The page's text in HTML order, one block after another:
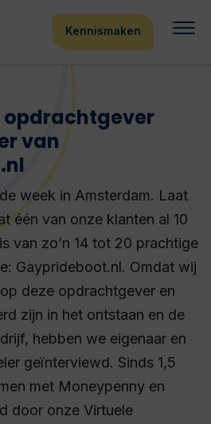
Kennismaken
van
week in Amsterdam. Laat
één van onze klanten al 10
van zo’n 14 tot 20 prachtige
Gayprideboot.nl. Omdat wij
deze opdrachtgever en
zijn in het ontstaan en de
hebben we eigenaar en
geïnterviewd. Sinds 1,5
met Moneypenny en
door onze Virtuele